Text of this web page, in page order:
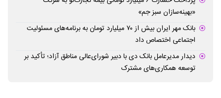
«بهینه‌سازان سبز جم»
بانک مهر ایران بیش از ۷۰ میلیارد تومان به برنامه‌های مسئولیت
اجتماعی اختصاص داد
دیدار مدیرعامل بانک دی با دبیر شورای‌عالی مناطق آزاد؛ تأکید بر
توسعه همکاری‌های مشترک